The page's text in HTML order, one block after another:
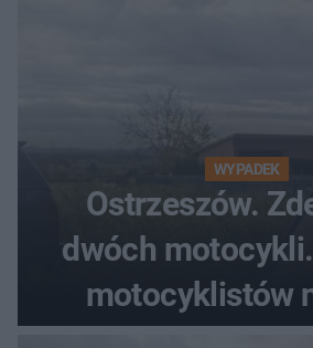
WYPADEK
Ostrzeszów.
dwóch
motocyklistów